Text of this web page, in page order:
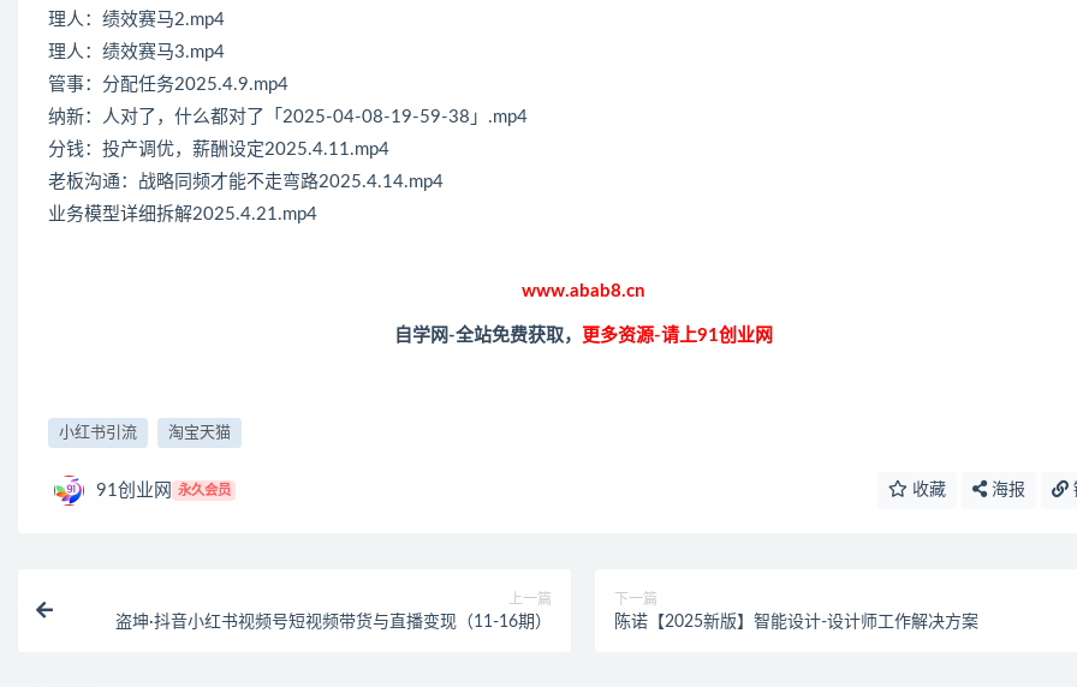
理人：绩效赛马2.mp4
理人：绩效赛马3.mp4
管事：分配任务2025.4.9.mp4
纳新：人对了，什么都对了「2025-04-08-19-59-38」.mp4
分钱：投产调优，薪酬设定2025.4.11.mp4
老板沟通：战略同频才能不走弯路2025.4.14.mp4
业务模型详细拆解2025.4.21.mp4
www.abab8.cn
自学网-全站免费获取， 更多资源-请上91创业网
小红书引流 淘宝天猫
91创业网 永久会员 收藏 海报
上一篇
盗坤·抖音小红书视频号短视频带货与直播变现（11-16期）
下一篇
陈诺【2025新版】智能设计-设计师工作解决方案